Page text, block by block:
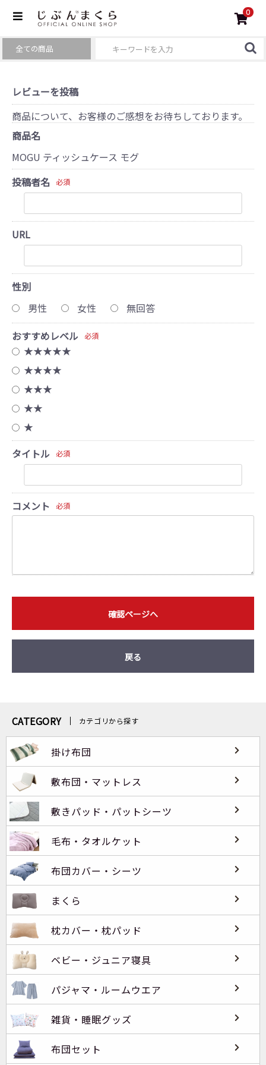
0
レビューを投稿
商品について、お客様のご感想をお待ちしております。
商品名
MOGU ティッシュケース モグ
投稿者名 必須
URL
性別
男性
女性
無回答
おすすめレベル
必須
★★★★★
★★★★
★★★
★★
★
タイトル
必須
コメント 必須
確認ページへ
戻る
CATEGORY カテゴリから探す
掛け布団
敷布団・マットレス
敷きパッド・パットシーツ
毛布・タオルケット
布団カバー・シーツ
まくら
枕カバー・枕パッド
ベビー・ジュニア寝具
パジャマ・ルームウエア
雑貨・睡眠グッズ
布団セット